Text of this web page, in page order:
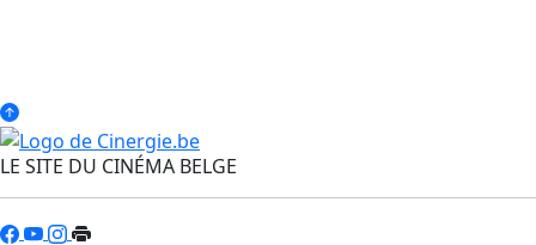
LE SITE DU CINÉMA BELGE